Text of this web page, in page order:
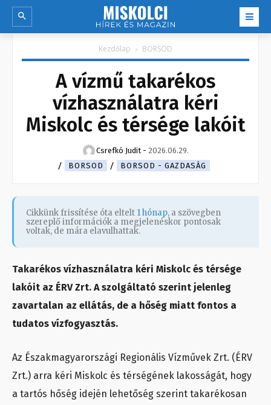
Kezdőlap BORSOD
A vízmű takarékos
vízhasználatra kéri
Miskolc és térsége lakóit
Csrefkó Judit - 2026.06.29.
BORSOD
BORSOD - GAZDASÁG
Cikkünk frissítése óta eltelt 1 hónap, a szövegben
szereplő információk a megjelenéskor pontosak
voltak, de mára elavulhattak.
Takarékos vízhasználatra kéri Miskolc és térsége
lakóit az ÉRV Zrt. A szolgáltató szerint jelenleg
zavartalan az ellátás, de a hőség miatt fontos a
tudatos vízfogyasztás.
Az Északmagyarországi Regionális Vízművek Zrt. (ÉRV
Zrt.) arra kéri Miskolc és térségének lakosságát, hogy
a tartós hőség idején lehetőség szerint takarékosan